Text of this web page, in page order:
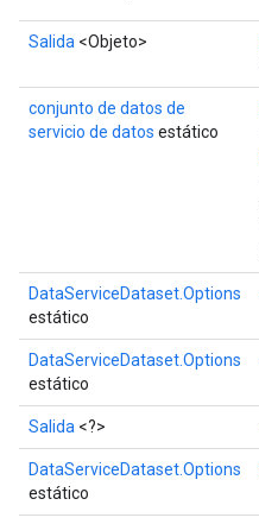
Salida <Objeto>
conjunto de datos de
servicio de datos estático
DataServiceDataset.Options
estático
DataServiceDataset.Options
estático
Salida <?>
DataServiceDataset.Options
estático